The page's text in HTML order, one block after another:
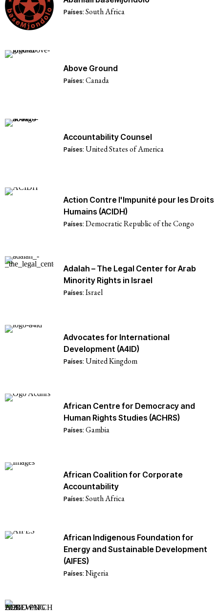
Países:South Africa
Above Ground
Países:Canada
Accountability Counsel
Países:United States of America
Action Contre l'Impunité pour les Droits
Humains (ACIDH)
Países:Democratic Republic of the Congo
Adalah – The Legal Center for Arab
Minority Rights in Israel
Países:Israel
Advocates for International
Development (A4ID)
Países:United Kingdom
African Centre for Democracy and
Human Rights Studies (ACHRS)
Países:Gambia
African Coalition for Corporate
Accountability
Países:South Africa
African Indigenous Foundation for
Energy and Sustainable Development
(AIFES)
Países:Nigeria